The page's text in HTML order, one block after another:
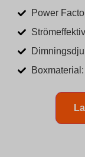
Power